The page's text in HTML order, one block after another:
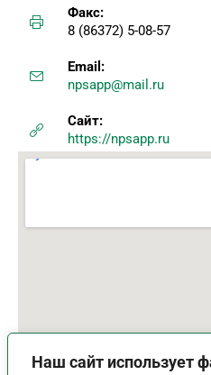
Наш сайт использует
Факс:
8 (86372) 5-08-57
Email:
npsapp@mail.ru
Сайт:
https://npsapp.ru